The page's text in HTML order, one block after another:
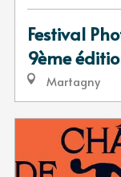
Festival
9ème
Martagny